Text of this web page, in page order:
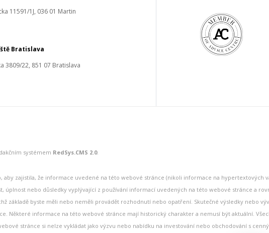
11591/1J, 036 01 Martin
Bratislava
3809/22, 851 07 Bratislava
systémem RedSys.CMS 2.0.
aby zajistila, že informace uvedené na této webové stránce (nikoli informace na hypertextových
úplnost nebo důsledky vyplývající z používání informací uvedených na této webové stránce a
základě byste měli nebo neměli provádět rozhodnutí nebo opatření. Skutečné výsledky nebo
Některé informace na této webové stránce mají historický charakter a nemusí být aktuální.
stránce si nelze vykládat jako výzvu nebo nabídku na investování nebo obchodování s